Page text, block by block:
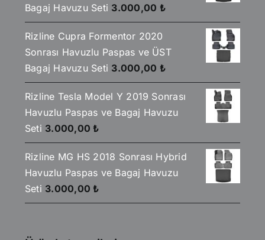
Bagaj Havuzu Seti 3.000,00 ₺
Rizline Cupra Formentor 2020
Sonrası Havuzlu Paspas ve ÜST
Bagaj Havuzu Seti 3.000,00 ₺
Rizline Tesla Model Y 2019 Sonrası
Havuzlu Paspas ve Bagaj Havuzu
Seti 3.000,00 ₺
Rizline MG HS 2018 Sonrası Hybrid
Havuzlu Paspas ve Bagaj Havuzu
Seti 3.000,00 ₺